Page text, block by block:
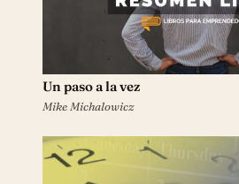
Un paso a la vez
Mike Michalowicz